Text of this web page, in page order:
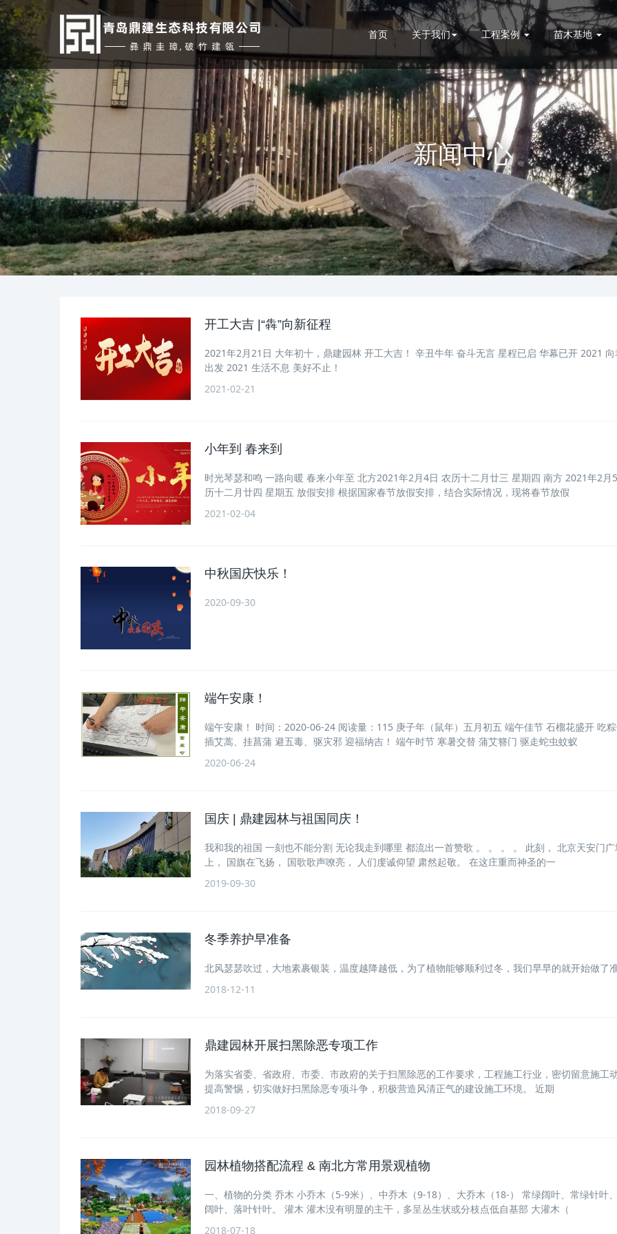
首页 关于我们 工程案例 苗木基地
新闻中心
开工大吉 |“犇”向新征程
2021年2月21日 大年初十，鼎建园林 开工大吉！ 辛丑牛年 奋斗无言 星程已启 华幕已开 2021 向
出发 2021 生活不息 美好不止！
2021-02-21
小年到 春来到
时光琴瑟和鸣 一路向暖 春来小年至 北方2021年2月4日 农历十二月廿三 星期四 南方 2021年2月
历十二月廿四 星期五 放假安排 根据国家春节放假安排，结合实际情况，现将春节放假
2021-02-04
中秋国庆快乐！
2020-09-30
端午安康！
端午安康！ 时间：2020-06-24 阅读量：115 庚子年（鼠年）五月初五 端午佳节 石榴花盛开 吃粽
插艾蒿、挂菖蒲 避五毒、驱灾邪 迎福纳吉！ 端午时节 寒暑交替 蒲艾簪门 驱走蛇虫蚊蚁
2020-06-24
国庆 | 鼎建园林与祖国同庆！
我和我的祖国 一刻也不能分割 无论我走到哪里 都流出一首赞歌 。 。 。 。 此刻， 北京天安门广
上， 国旗在飞扬， 国歌歌声嘹亮， 人们虔诚仰望 肃然起敬。 在这庄重而神圣的一
2019-09-30
冬季养护早准备
北风瑟瑟吹过，大地素裹银装，温度越降越低，为了植物能够顺利过冬，我们早早的就开始做了准
2018-12-11
鼎建园林开展扫黑除恶专项工作
为落实省委、省政府、市委、市政府的关于扫黑除恶的工作要求，工程施工行业，密切留意施工
提高警惕，切实做好扫黑除恶专项斗争，积极营造风清正气的建设施工环境。 近期
2018-09-27
园林植物搭配流程 & 南北方常用景观植物
一、植物的分类 乔木 小乔木（5-9米）、中乔木（9-18）、大乔木（18-） 常绿阔叶、常绿针叶
阔叶、落叶针叶。 灌木 灌木没有明显的主干，多呈丛生状或分枝点低自基部 大灌木（
2018-07-18